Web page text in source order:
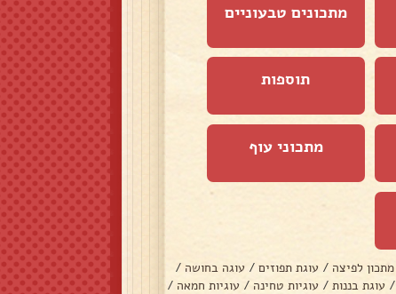
מתכונים טבעוניים
תוספות
מתכוני עוף
מתכון לפיצה / עוגת תפוזים / עוגה בחושה /
/ עוגת בננות / עוגיות טחינה / עוגיות חמאה /